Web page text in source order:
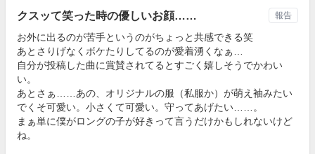
クスッて笑った時の優しいお顔……
お外に出るのが苦手というのがちょっと共感できる笑
あとさりげなくボケたりしてるのが愛着湧くなぁ…
自分が投稿した曲に賞賛されてるとすごく嬉しそうでかわい
い。
あとさぁ……あの、オリジナルの服（私服か）が萌え袖みたい
でくそ可愛い。小さくて可愛い。守ってあげたい……。
まぁ単に僕がロングの子が好きって言うだけかもしれないけど
ね。
報告